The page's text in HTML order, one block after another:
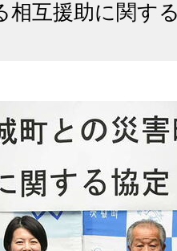
互援助に関す